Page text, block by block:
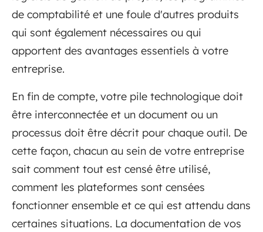
de comptabilité et une foule d'autres produits
qui sont également nécessaires ou qui
apportent des avantages essentiels à votre
entreprise.
En fin de compte, votre pile technologique doit
être interconnectée et un document ou un
processus doit être décrit pour chaque outil. De
cette façon, chacun au sein de votre entreprise
sait comment tout est censé être utilisé,
comment les plateformes sont censées
fonctionner ensemble et ce qui est attendu dans
certaines situations. La documentation de vos